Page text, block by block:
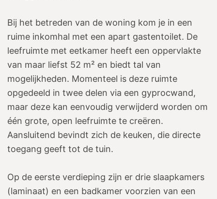
Bij het betreden van de woning kom je in een
ruime inkomhal met een apart gastentoilet. De
leefruimte met eetkamer heeft een oppervlakte
van maar liefst 52 m² en biedt tal van
mogelijkheden. Momenteel is deze ruimte
opgedeeld in twee delen via een gyprocwand,
maar deze kan eenvoudig verwijderd worden om
één grote, open leefruimte te creëren.
Aansluitend bevindt zich de keuken, die directe
toegang geeft tot de tuin.
Op de eerste verdieping zijn er drie slaapkamers
(laminaat) en een badkamer voorzien van een